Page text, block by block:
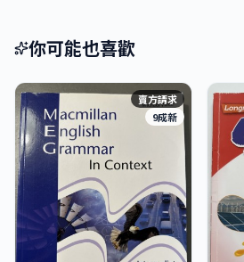
你可能也喜歡
賣方請求
9成新